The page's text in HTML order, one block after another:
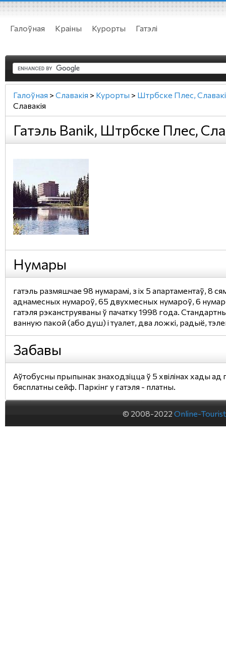
Галоўная Краіны Курорты Гатэлі
Галоўная > Славакія > Курорты > Штрбске Плес,
Славакія
Гатэль Banik, Штрбске Плес,
Нумары
гатэль размяшчае 98 нумарамі, з іх 5 апартаментаў, 8
аднамесных нумароў, 65 двухмесных нумароў, 6
гатэля рэканструяваны ў пачатку 1998 года.
ванную пакой (або душ) і туалет, два ложкі, радыё,
Забавы
Аўтобусны прыпынак знаходзіцца ў 5 хвілінах хады
бясплатны сейф. Паркінг у гатэля - платны.
© 2008-2022 Online-